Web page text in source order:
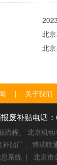
北
北
| 关于我们
废补贴电话
程、 北京机
贴厂 、博瑞
系统 | 北京市